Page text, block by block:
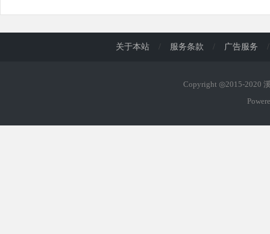
关于本站 / 服务条款 / 广告服务 /
Copyright ◎2015-2020